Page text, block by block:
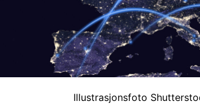
Illustrasjonsfoto